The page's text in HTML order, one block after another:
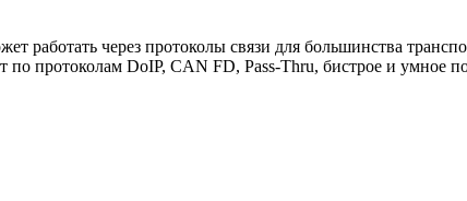
работать через протоколы связи для большинства
по протоколам DoIP, CAN FD, Pass-Thru, бистрое и умное